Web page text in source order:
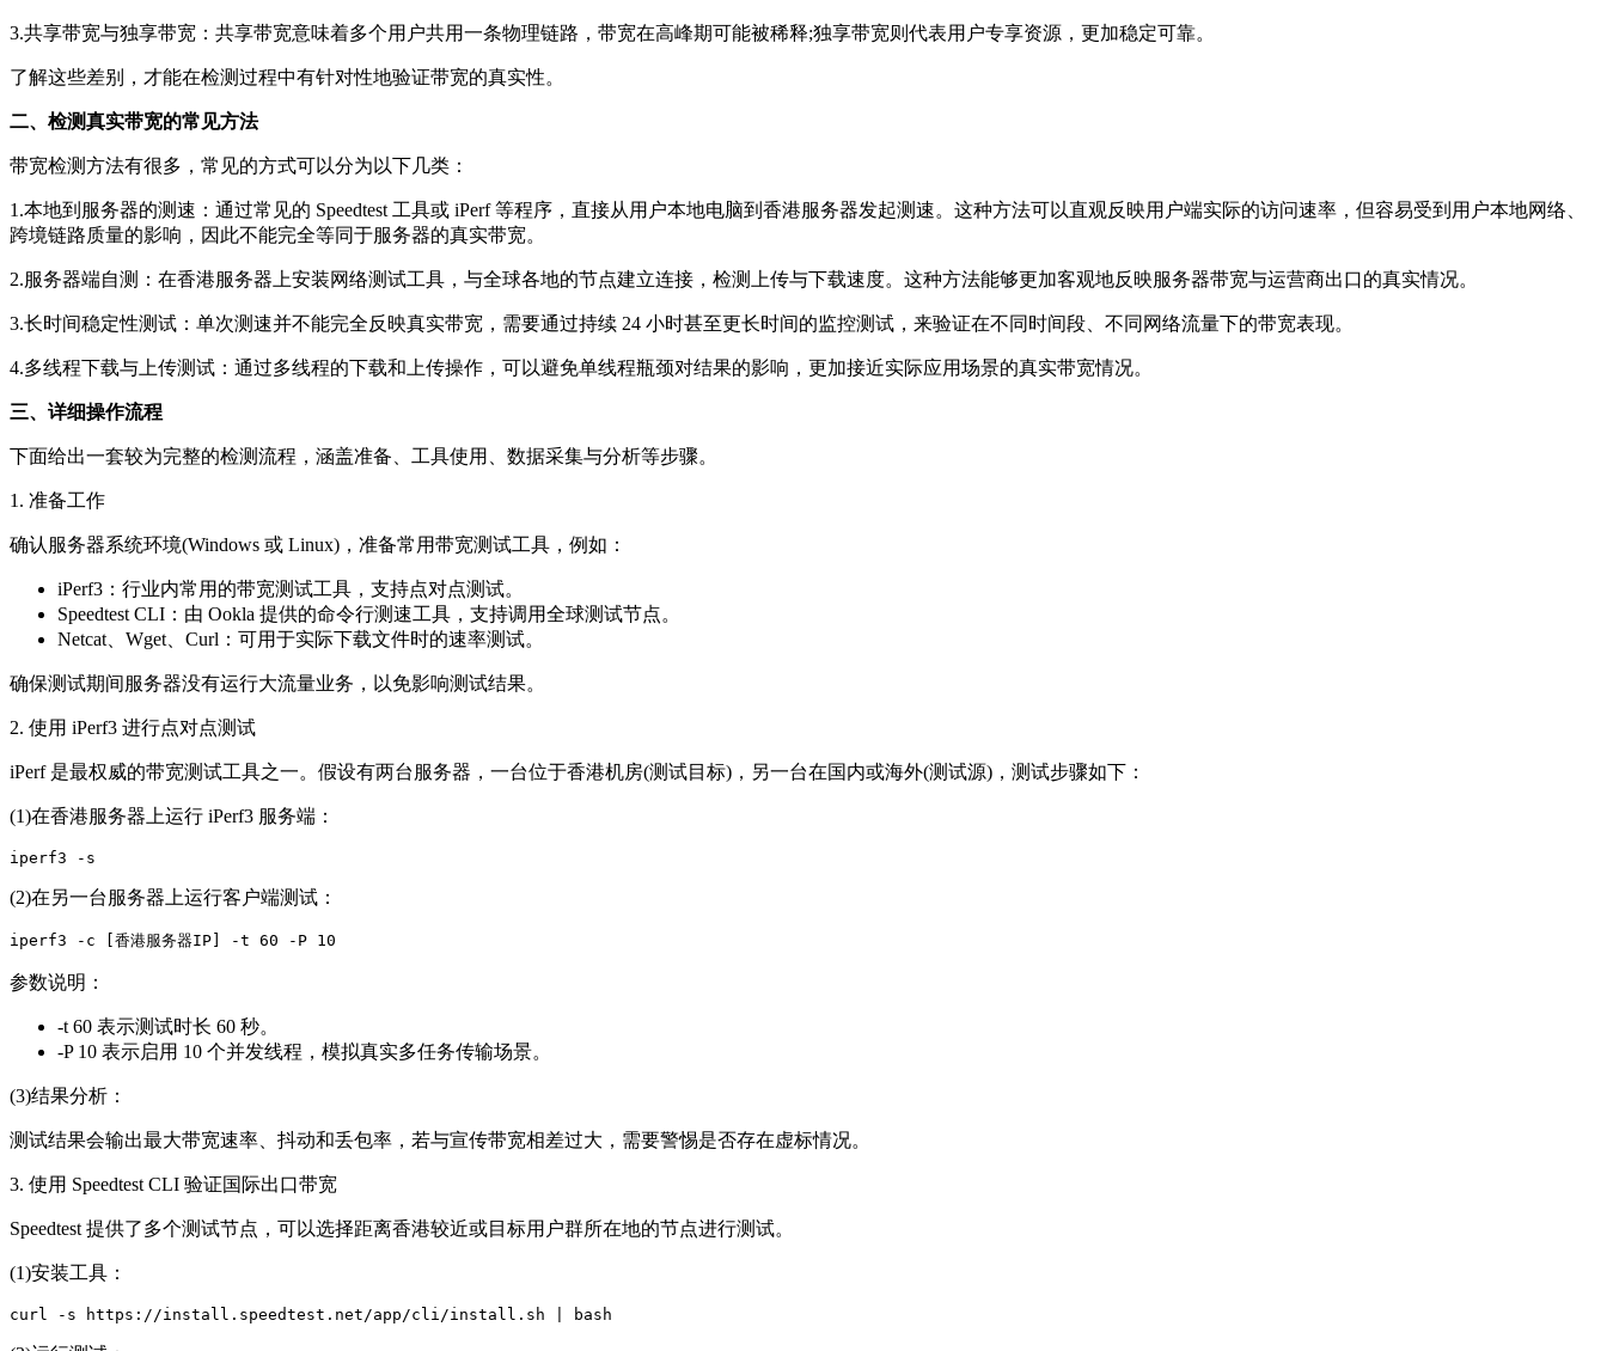
3.共享带宽与独享带宽：共享带宽意味着多个用户共用一条物理链路，带宽在高峰期可能被稀释;独享带宽则代表用户专享资源，更加稳定可靠。
了解这些差别，才能在检测过程中有针对性地验证带宽的真实性。
二、检测真实带宽的常见方法
带宽检测方法有很多，常见的方式可以分为以下几类：
1.本地到服务器的测速：通过常见的 Speedtest 工具或 iPerf 等程序，直接从用户本地电脑到香港服务器发起测速。这种方法可以直观反映用户端实际的访问速率，但容易受到用户本地网络、
跨境链路质量的影响，因此不能完全等同于服务器的真实带宽。
2.服务器端自测：在香港服务器上安装网络测试工具，与全球各地的节点建立连接，检测上传与下载速度。这种方法能够更加客观地反映服务器带宽与运营商出口的真实情况。
3.长时间稳定性测试：单次测速并不能完全反映真实带宽，需要通过持续 24 小时甚至更长时间的监控测试，来验证在不同时间段、不同网络流量下的带宽表现。
4.多线程下载与上传测试：通过多线程的下载和上传操作，可以避免单线程瓶颈对结果的影响，更加接近实际应用场景的真实带宽情况。
三、详细操作流程
下面给出一套较为完整的检测流程，涵盖准备、工具使用、数据采集与分析等步骤。
1. 准备工作
确认服务器系统环境(Windows 或 Linux)，准备常用带宽测试工具，例如：
iPerf3：行业内常用的带宽测试工具，支持点对点测试。
Speedtest CLI：由 Ookla 提供的命令行测速工具，支持调用全球测试节点。
Netcat、Wget、Curl：可用于实际下载文件时的速率测试。
确保测试期间服务器没有运行大流量业务，以免影响测试结果。
2. 使用 iPerf3 进行点对点测试
iPerf 是最权威的带宽测试工具之一。假设有两台服务器，一台位于香港机房(测试目标)，另一台在国内或海外(测试源)，测试步骤如下：
(1)在香港服务器上运行 iPerf3 服务端：
iperf3 -s
(2)在另一台服务器上运行客户端测试：
iperf3 -c [香港服务器IP] -t 60 -P 10
参数说明：
-t 60 表示测试时长 60 秒。
-P 10 表示启用 10 个并发线程，模拟真实多任务传输场景。
(3)结果分析：
测试结果会输出最大带宽速率、抖动和丢包率，若与宣传带宽相差过大，需要警惕是否存在虚标情况。
3. 使用 Speedtest CLI 验证国际出口带宽
Speedtest 提供了多个测试节点，可以选择距离香港较近或目标用户群所在地的节点进行测试。
(1)安装工具：
curl -s https://install.speedtest.net/app/cli/install.sh | bash